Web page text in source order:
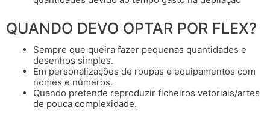
QUANDO DEVO OPTAR POR FLEX?
Sempre que queira fazer pequenas quantidades e
desenhos simples.
Em personalizações de roupas e equipamentos com
nomes e números.
Quando pretende reproduzir ficheiros vetoriais/artes
de pouca complexidade.